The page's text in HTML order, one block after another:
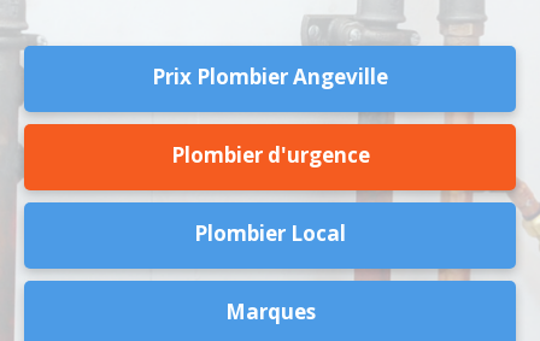
Prix Plombier Angeville
Plombier d'urgence
Plombier Local
Marques